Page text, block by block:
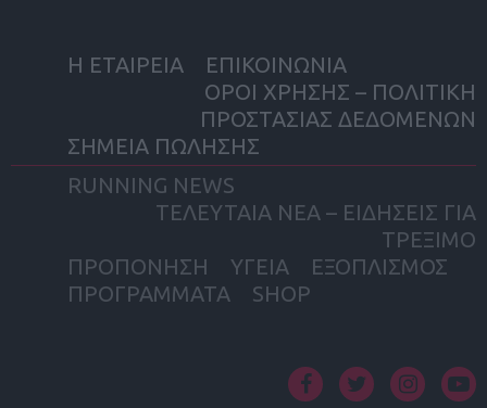
Η ΕΤΑΙΡΕΙΑ
ΕΠΙΚΟΙΝΩΝΙΑ
ΟΡΟΙ ΧΡΗΣΗΣ – ΠΟΛΙΤΙΚΗ
ΠΡΟΣΤΑΣΙΑΣ ΔΕΔΟΜΕΝΩΝ
ΣΗΜΕΙΑ ΠΩΛΗΣΗΣ
RUNNING NEWS
ΤΕΛΕΥΤΑΙΑ ΝΕΑ – ΕΙΔΗΣΕΙΣ ΓΙΑ
ΤΡΕΞΙΜΟ
ΠΡΟΠΟΝΗΣΗ
ΥΓΕΙΑ
ΕΞΟΠΛΙΣΜΟΣ
ΠΡΟΓΡΑΜΜΑΤΑ
SHOP